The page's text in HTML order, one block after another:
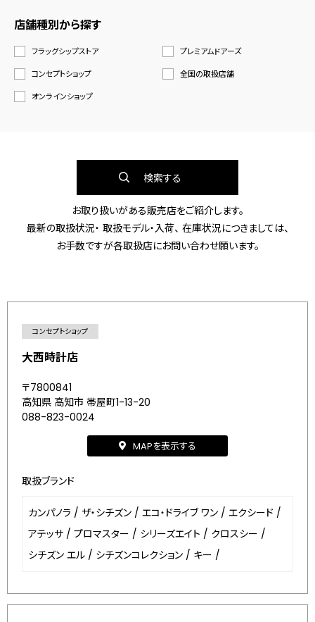
店舗種別から探す
フラッグシップストア
プレミアムドアーズ
コンセプトショップ
全国の取扱店舗
オンラインショップ
検索する
お取り扱いがある販売店をご紹介します。
最新の取扱状況・ 取扱モデル・入荷、 在庫状況につきましては、
お手数ですが各取扱店にお問い合わせ願います。
コンセプトショップ
大西時計店
〒7800841
高知県 高知市 帯屋町1-13-20
088-823-0024
MAPを表示する
取扱ブランド
カンパノラ / ザ・シチズン / エコ・ドライブ ワン / エクシード /
アテッサ / プロマスター / シリーズエイト / クロスシー /
シチズン エル / シチズンコレクション / キー /